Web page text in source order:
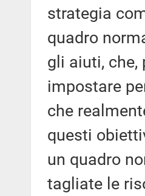
strategia
quadro
gli aiuti, che,
impostare
che
questi
un quadro
tagliate le